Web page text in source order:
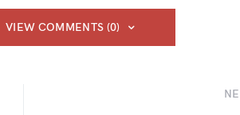
VIEW COMMENTS (0)